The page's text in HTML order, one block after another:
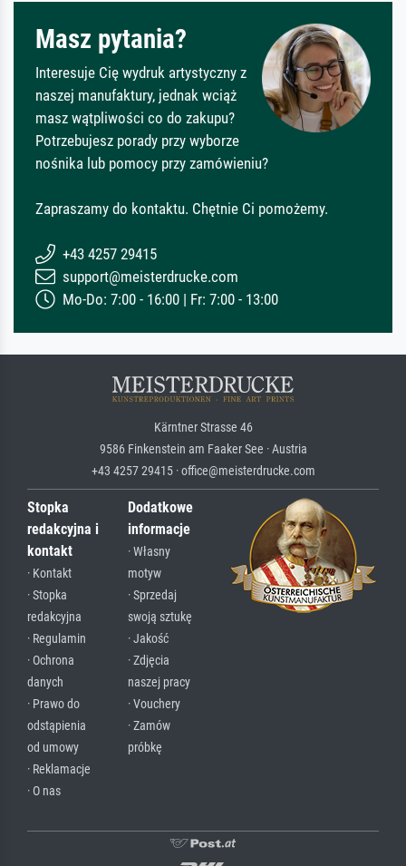
Masz pytania?
Interesuje Cię wydruk artystyczny z
naszej manufaktury, jednak wciąż
masz wątpliwości co do zakupu?
Potrzebujesz porady przy wyborze
nośnika lub pomocy przy zamówieniu?
Zapraszamy do kontaktu. Chętnie Ci pomożemy.
+43 4257 29415
support@meisterdrucke.com
Mo-Do: 7:00 - 16:00 | Fr: 7:00 - 13:00
Kärntner Strasse 46
9586 Finkenstein am Faaker See · Austria
+43 4257 29415 · office@meisterdrucke.com
Stopka
redakcyjna i
kontakt
· Kontakt
· Stopka
redakcyjna
· Regulamin
· Ochrona
danych
· Prawo do
odstąpienia
od umowy
· Reklamacje
· O nas
Dodatkowe
informacje
· Własny
motyw
· Sprzedaj
swoją sztukę
· Jakość
· Zdjęcia
naszej pracy
· Vouchery
· Zamów
próbkę